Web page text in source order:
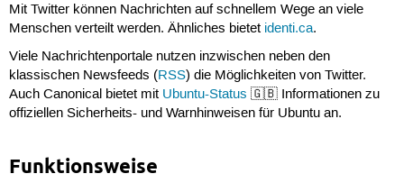
Mit Twitter können Nachrichten auf schnellem Wege an viele
Menschen verteilt werden. Ähnliches bietet identi.ca.
Viele Nachrichtenportale nutzen inzwischen neben den
klassischen Newsfeeds (RSS) die Möglichkeiten von Twitter.
Auch Canonical bietet mit Ubuntu-Status 🇬🇧 Informationen zu
offiziellen Sicherheits- und Warnhinweisen für Ubuntu an.
Funktionsweise